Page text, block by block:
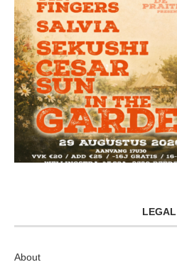
LEGAL
About